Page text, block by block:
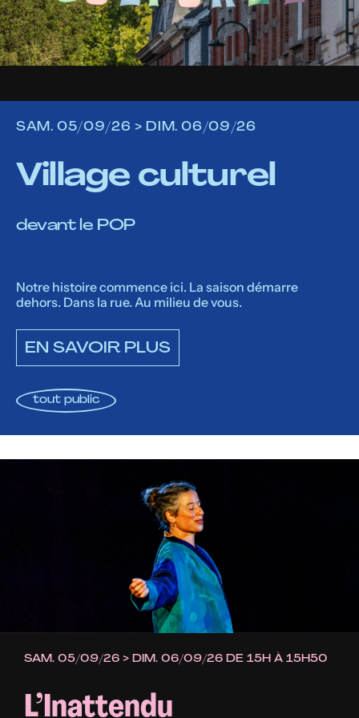
r
a
n
e
-
l
’
A
SAM. 05/09/26 > DIM. 06/09/26
Village culturel
devant le POP
Notre histoire commence ici. La saison démarre
dehors. Dans la rue. Au milieu de vous.
EN SAVOIR PLUS
tout public
SAM. 05/09/26 > DIM. 06/09/26 DE 15H À 15H50
L’Inattendu